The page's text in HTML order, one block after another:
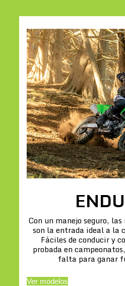
Con un manejo seguro,
son la entrada ideal a la
Fáciles de conducir y
probada en
falta para ganar
Ver modelos